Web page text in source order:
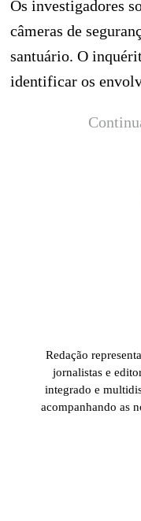
Os investigadores
câmeras de
santuário. O
identificar os
Redação
jornalistas e
integrado e
acompanhando as